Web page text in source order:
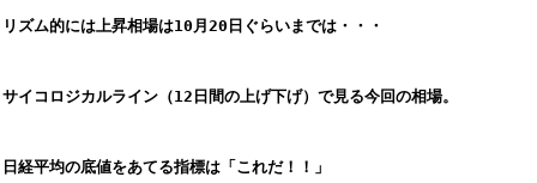
リズム的には上昇相場は10月20日ぐらいまでは・・・
サイコロジカルライン（12日間の上げ下げ）で見る今回の相場。
日経平均の底値をあてる指標は「これだ！！」